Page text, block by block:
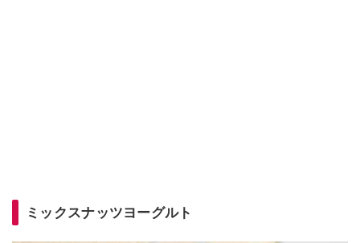
ミックスナッツヨーグルト